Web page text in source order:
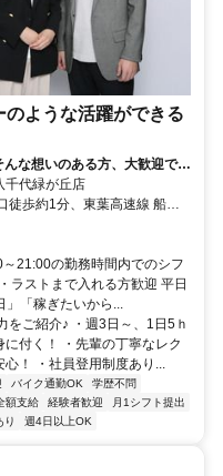
ような活躍ができる
な想いのある方、大歓迎で
えて、お客様へご提案◎好き
～OK★接客販売が未経験の
社割あり／社員登用あり
代緑が丘店
歩約1分、東葉高速線 船橋
代中央出入口1徒歩約37分
歩6分
21:00の勤務時間内でのシフ
ラストまで入れる方歓迎 平日
「稼ぎたいから...
ご紹介♪ ・週3日～、1日5ｈ
付く！ ・先輩の丁寧なレク
！ ・社員登用制度あり...
バイク通勤OK
学歴不問
額支給 経験者歓迎
月1シフト提出
り 週4日以上OK